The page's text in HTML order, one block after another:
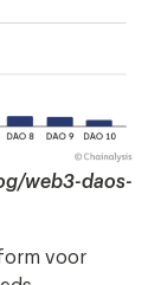
web3-daos-
voor